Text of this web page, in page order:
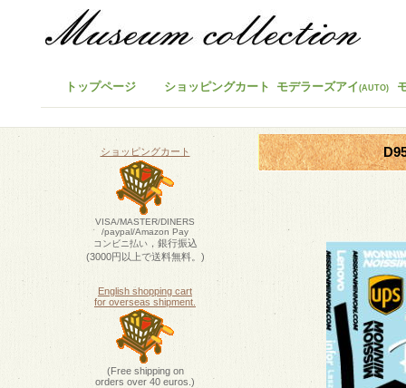
トップページ ショッピングカート モデラーズアイ(AUTO)
ショッピングカート
VISA/MASTER/DINERS
/paypal/Amazon Pay
コンビニ払い，銀行振込
(3000円以上で送料無料。)
English shopping cart
for overseas shipment.
(Free shipping on
orders over 40 euros.)